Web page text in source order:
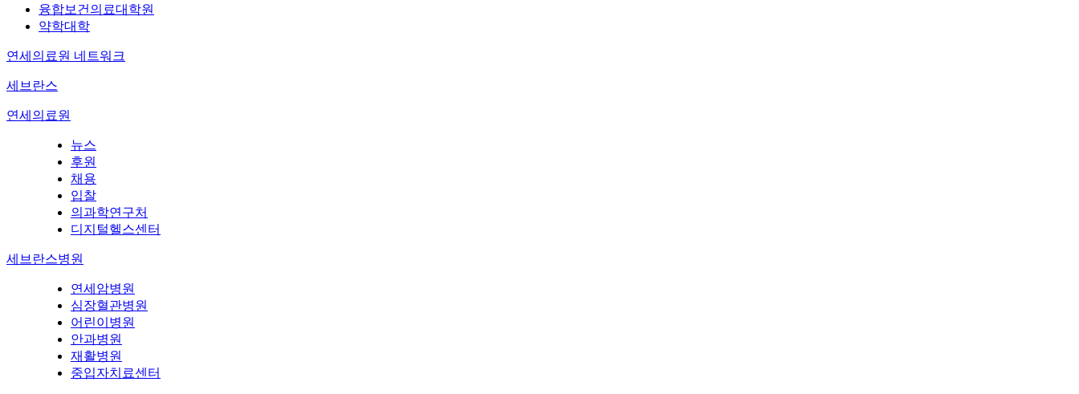
융합보건의료대학원
약학대학
연세의료원 네트워크
세브란스
연세의료원
뉴스
후원
채용
입찰
의과학연구처
디지털헬스센터
세브란스병원
연세암병원
심장혈관병원
어린이병원
안과병원
재활병원
중입자치료센터